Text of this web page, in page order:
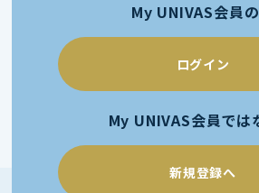
My UNIVAS会員
ログイン
My UNIVAS会員では
新規登録へ